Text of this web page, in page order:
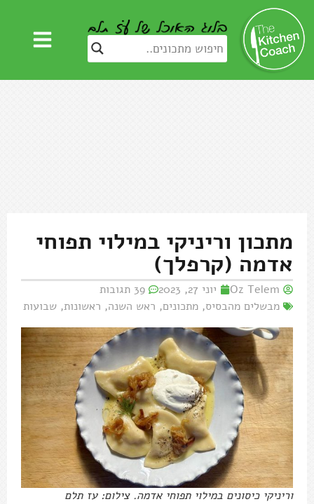
מתכון וריניקי במילוי תפוחי
אדמה (קרפלך)
Oz Telem יוני 27, 2023
39 תגובות
מבשלים מהבסיס, מתכונים, ראש השנה, ראשונות, שבועות
וריניקי כיסונים במילוי תפוחי אדמה. צילום: עז תלם